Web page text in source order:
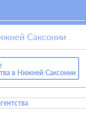
Саксонии
в Нижней Саксонии